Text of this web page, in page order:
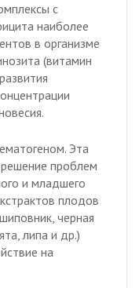
с
наиболее
в организме
(витамин
Эта
решение проблем
и младшего
плодов
черная
липа и др.)
на